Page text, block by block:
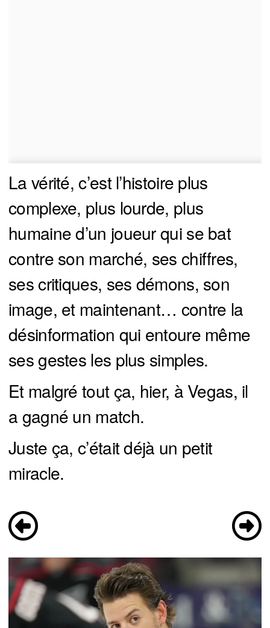
La vérité, c’est l’histoire plus
complexe, plus lourde, plus
humaine d’un joueur qui se bat
contre son marché, ses chiffres,
ses critiques, ses démons, son
image, et maintenant… contre la
désinformation qui entoure même
ses gestes les plus simples.
Et malgré tout ça, hier, à Vegas, il
a gagné un match.
Juste ça, c’était déjà un petit
miracle.